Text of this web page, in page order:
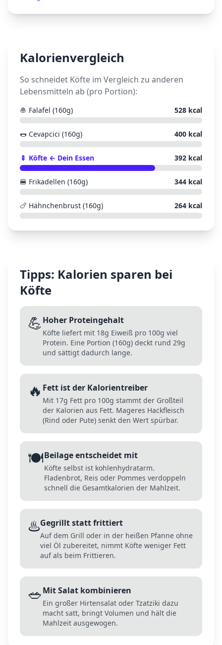
Kalorienvergleich
So schneidet Köfte im Vergleich zu anderen
Lebensmitteln ab (pro Portion):
🧆 Falafel (160g) 528 kcal
🌭 Cevapcici (160g) 400 kcal
🍢 Köfte ← Dein Essen 392 kcal
🍔 Frikadellen (160g) 344 kcal
🍗 Hähnchenbrust (160g) 264 kcal
Tipps: Kalorien sparen bei
Köfte
💪Hoher Proteingehalt
Köfte liefert mit 18g Eiweiß pro 100g viel
Protein. Eine Portion (160g) deckt rund 29g
und sättigt dadurch lange.
🔥 Fett ist der Kalorientreiber
Mit 17g Fett pro 100g stammt der Großteil
der Kalorien aus Fett. Mageres Hackfleisch
(Rind oder Pute) senkt den Wert spürbar.
🍽️Beilage entscheidet mit
Köfte selbst ist kohlenhydratarm.
Fladenbrot, Reis oder Pommes verdoppeln
schnell die Gesamtkalorien der Mahlzeit.
♨️Gegrillt statt frittiert
Auf dem Grill oder in der heißen Pfanne ohne
viel Öl zubereitet, nimmt Köfte weniger Fett
auf als beim Frittieren.
🥗Mit Salat kombinieren
Ein großer Hirtensalat oder Tzatziki dazu
macht satt, bringt Volumen und hält die
Mahlzeit ausgewogen.